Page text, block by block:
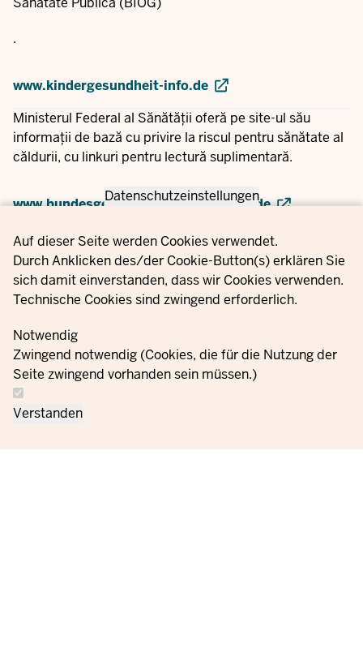
Privacy settings
Datenschutzeinstellungen
Auf dieser Seite werden Cookies verwendet.
Durch Anklicken des/der Cookie-Button(s) erklären Sie
sich damit einverstanden, dass wir Cookies verwenden.
Technische Cookies sind zwingend erforderlich.
Notwendig
Zwingend notwendig (Cookies, die für die Nutzung der
Seite zwingend vorhanden sein müssen.)
Verstanden
.
www.kindergesundheit-info.de
Ministerul Federal al Sănătății oferă pe site-ul său
informații de bază cu privire la riscul pentru sănătate al
căldurii, cu linkuri pentru lectură suplimentară.
www.bundesgesundheitsministerium.de